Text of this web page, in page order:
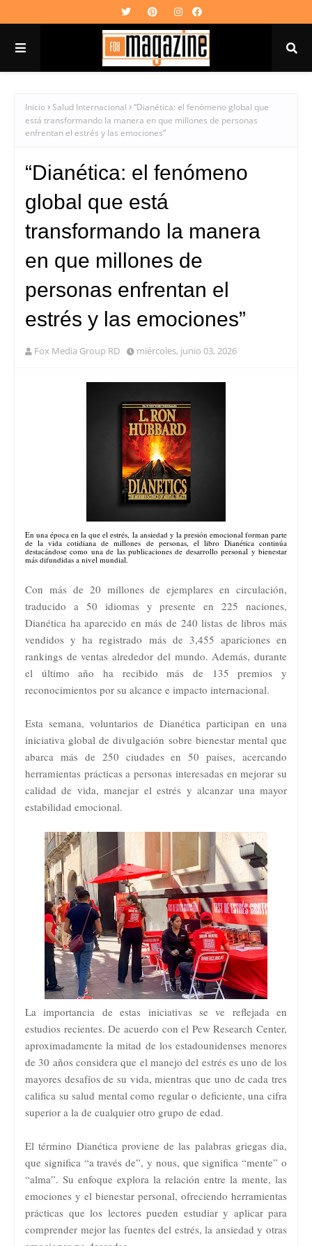
Inicio Salud Internacional
“Dianética: el fenómeno global que
está transformando la manera en que millones de personas
enfrentan el estrés y las emociones”
“Dianética: el fenómeno
global que está
transformando la manera
en que millones de
personas enfrentan el
estrés y las emociones”
Fox Media Group RD miércoles, junio 03, 2026
En una época en la que el estrés, la ansiedad y la presión emocional forman parte
de la vida cotidiana de millones de personas, el libro Dianética continúa
destacándose como una de las publicaciones de desarrollo personal y bienestar
más difundidas a nivel mundial.
Con más de 20 millones de ejemplares en circulación,
traducido a 50 idiomas y presente en 225 naciones,
Dianética ha aparecido en más de 240 listas de libros más
vendidos y ha registrado más de 3,455 apariciones en
rankings de ventas alrededor del mundo. Además, durante
el último año ha recibido más de 135 premios y
reconocimientos por su alcance e impacto internacional.
Esta semana, voluntarios de Dianética participan en una
iniciativa global de divulgación sobre bienestar mental que
abarca más de 250 ciudades en 50 países, acercando
herramientas prácticas a personas interesadas en mejorar su
calidad de vida, manejar el estrés y alcanzar una mayor
estabilidad emocional.
La importancia de estas iniciativas se ve reflejada en
estudios recientes. De acuerdo con el Pew Research Center,
aproximadamente la mitad de los estadounidenses menores
de 30 años considera que el manejo del estrés es uno de los
mayores desafíos de su vida, mientras que uno de cada tres
califica su salud mental como regular o deficiente, una cifra
superior a la de cualquier otro grupo de edad.
El término Dianética proviene de las palabras griegas dia,
que significa “a través de”, y nous, que significa “mente” o
“alma”. Su enfoque explora la relación entre la mente, las
emociones y el bienestar personal, ofreciendo herramientas
prácticas que los lectores pueden estudiar y aplicar para
comprender mejor las fuentes del estrés, la ansiedad y otras